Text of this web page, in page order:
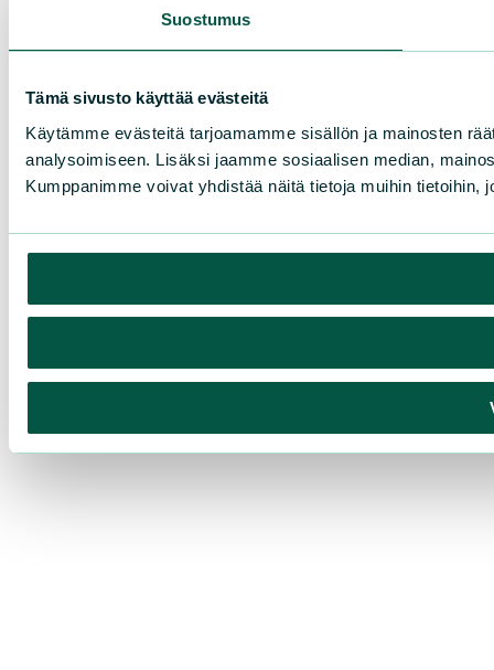
Suostumus
Tämä sivusto käyttää evästeitä
Käytämme evästeitä tarjoamamme sisällön ja mainosten
analysoimiseen. Lisäksi jaamme sosiaalisen median,
Kumppanimme voivat yhdistää näitä tietoja muihin tietoihin,